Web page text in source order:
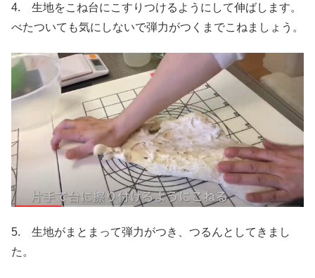
4. 生地をこね台にこすりつけるようにして伸ばします。
べたついても気にしないで弾力がつくまでこねましょう。
5. 生地がまとまって弾力がつき、つるんとしてきまし
た。